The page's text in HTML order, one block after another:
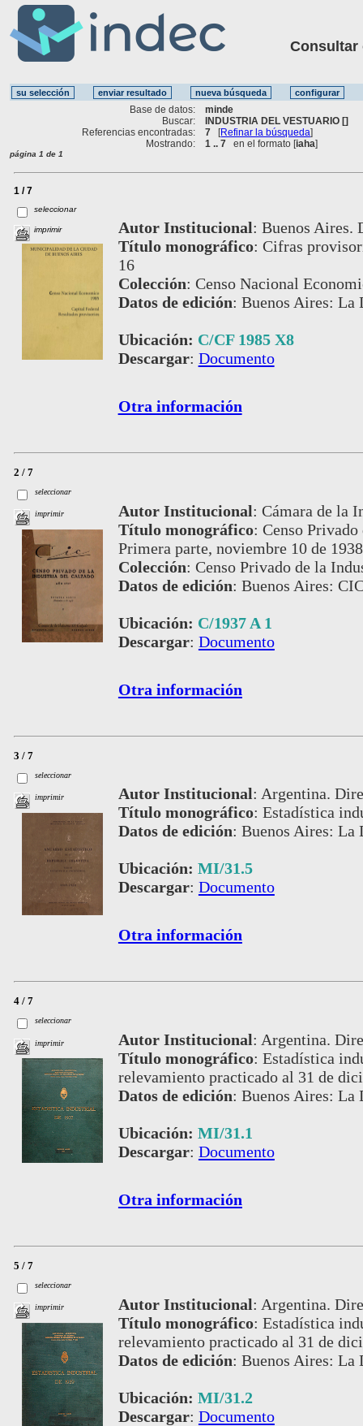
Consultar
Base de datos:
minde
Buscar:
INDUSTRIA DEL VESTUARIO []
Referencias encontradas:
7 [Refinar la búsqueda]
Mostrando:
1 .. 7 en el formato [iaha]
página 1 de 1
1 / 7
seleccionar
imprimir Autor Institucional: Buenos Aires.
Título monográfico: Cifras
16
Colección: Censo Nacional
Datos de edición: Buenos Aires: La
Ubicación: C/CF 1985 X8
Descargar: Documento
Otra información
2 / 7
seleccionar
imprimir Autor Institucional: Cámara de la
Título monográfico: Censo
Primera parte, noviembre 10 de 1938
Colección: Censo Privado de la
Datos de edición: Buenos Aires:
Ubicación: C/1937 A 1
Descargar: Documento
Otra información
3 / 7
seleccionar
imprimir Autor Institucional: Argentina.
Título monográfico: Estadística
Datos de edición: Buenos Aires: La
Ubicación: MI/31.5
Descargar: Documento
Otra información
4 / 7
seleccionar
imprimir Autor Institucional: Argentina.
Título monográfico: Estadística
relevamiento practicado al 31 de
Datos de edición: Buenos Aires: La
Ubicación: MI/31.1
Descargar: Documento
Otra información
5 / 7
seleccionar
imprimir Autor Institucional: Argentina.
Título monográfico: Estadística
relevamiento practicado al 31 de
Datos de edición: Buenos Aires: La
Ubicación: MI/31.2
Descargar: Documento